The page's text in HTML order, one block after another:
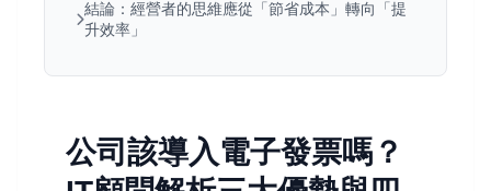
結論：經營者的思維應從「節省成本」轉向「提
升效率」
公司該導入電子發票嗎？